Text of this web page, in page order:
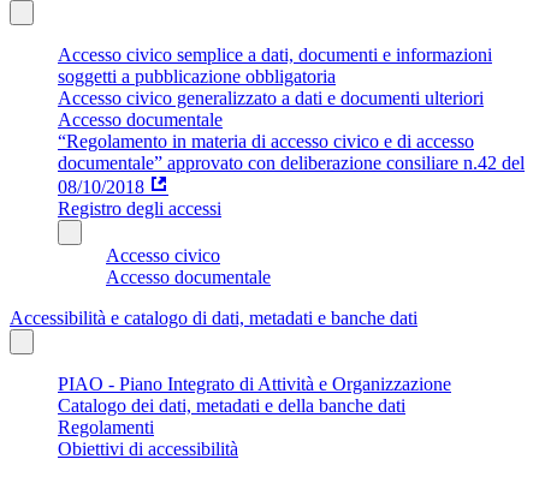
Accesso civico semplice a dati, documenti e informazioni
soggetti a pubblicazione obbligatoria
Accesso civico generalizzato a dati e documenti ulteriori
Accesso documentale
“Regolamento in materia di accesso civico e di accesso
documentale” approvato con deliberazione consiliare n.42 del
08/10/2018
Registro degli accessi
Accesso civico
Accesso documentale
Accessibilità e catalogo di dati, metadati e banche dati
PIAO - Piano Integrato di Attività e Organizzazione
Catalogo dei dati, metadati e della banche dati
Regolamenti
Obiettivi di accessibilità